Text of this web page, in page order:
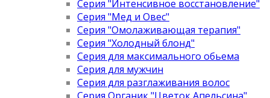
Серия "Интенсивное восстановление"
Серия "Мед и Овес"
Серия "Омолаживающая терапия"
Серия "Холодный блонд"
Серия для максимального обьема
Серия для мужчин
Серия для разглаживания волос